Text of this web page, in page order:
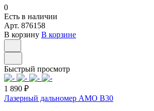
0
Есть в наличии
Арт. 876158
В корзину В корзине
Быстрый просмотр
1 890 ₽
Лазерный дальномер AMO B30